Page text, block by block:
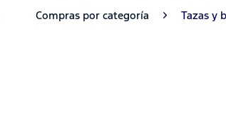
Compras por categoría Tazas y